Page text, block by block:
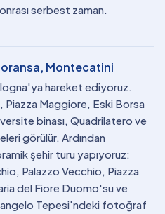
serbest zaman.
Montecatini
hareket ediyoruz.
Piazza Maggiore, Eski Borsa
binası, Quadrilatero ve
görülür. Ardından
şehir turu yapıyoruz:
Palazzo Vecchio, Piazza
del Fiore Duomo'su ve
Tepesi'ndeki fotoğraf